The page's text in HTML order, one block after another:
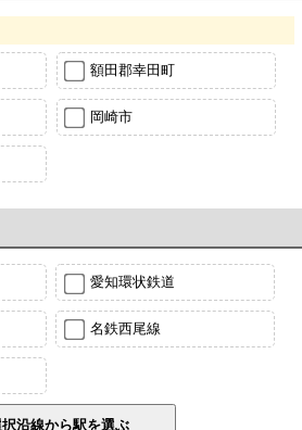
額田郡幸田町
岡崎市
愛知環状鉄道
名鉄西尾線